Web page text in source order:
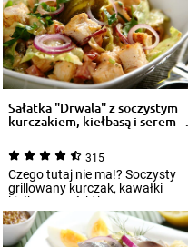
Sałatka "Drwala" z soczystym
kurczakiem, kiełbasą i serem - ...
315
Czego tutaj nie ma!? Soczysty
grillowany kurczak, kawałki
kiełbasy, ogórki konserwowe, ser
żółty...